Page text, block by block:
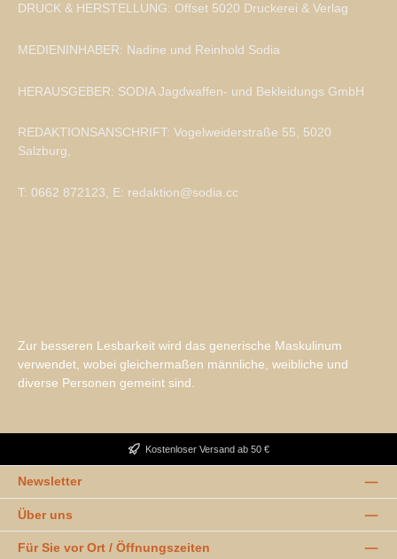
DRUCK & HERSTELLUNG: Offset 5020 Druckerei & Verlag
MEDIENINHABER: Nadine und Reinhold Sodia
HERAUSGEBER: SODIA Jagdwaffen- und Bekleidungs GmbH
REDAKTIONSANSCHRIFT: Vogelweiderstraße 55, 5020
Salzburg,
T: 0662 872123, E: redaktion@sodia.cc
Zur besseren Lesbarkeit wird das generische Maskulinum
verwendet, wobei gleichermaßen männliche, weibliche und
diverse Personen gemeint sind.
Kostenloser Versand ab 50 €
Newsletter
Über uns
Für Sie vor Ort / Öffnungszeiten